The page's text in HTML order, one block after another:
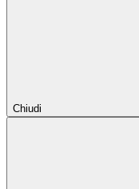
Chiudi